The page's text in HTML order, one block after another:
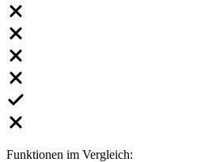
Funktionen im Vergleich: